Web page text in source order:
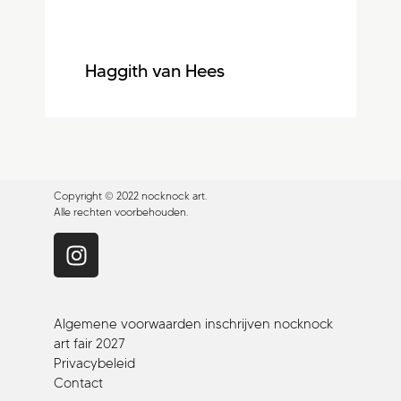
Haggith van Hees
Copyright © 2022 nocknock art.
Alle rechten voorbehouden.
Algemene voorwaarden inschrijven nocknock
art fair 2027
Privacybeleid
Contact